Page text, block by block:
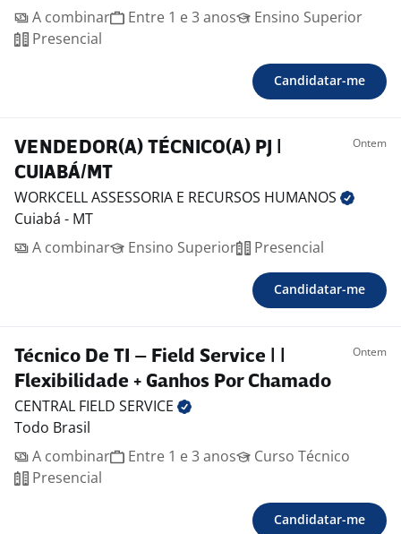
A combinar
Entre 1 e 3 anos
Ensino Superior
Presencial
Candidatar-me
VENDEDOR(A) TÉCNICO(A) PJ |
CUIABÁ/MT
Ontem
WORKCELL ASSESSORIA E RECURSOS HUMANOS
Cuiabá - MT
A combinar
Ensino Superior Presencial
Candidatar-me
Técnico De TI – Field Service | |
Flexibilidade + Ganhos Por Chamado
Ontem
CENTRAL FIELD SERVICE
Todo Brasil
A combinar
Entre 1 e 3 anos
Curso Técnico
Presencial
Candidatar-me